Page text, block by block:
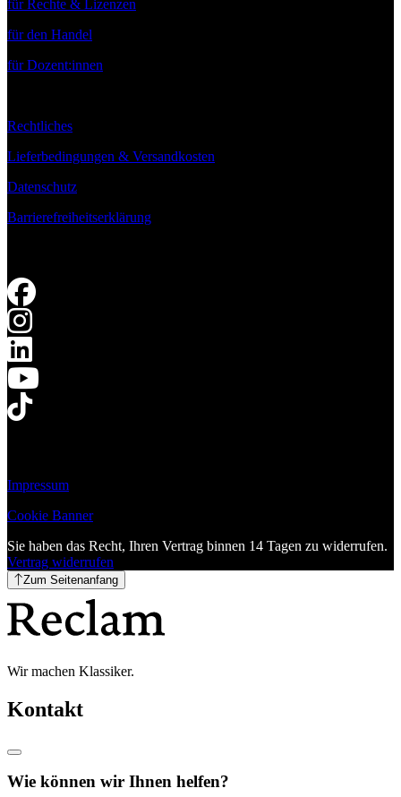
für Rechte & Lizenzen
für den Handel
für Dozent:innen
Rechtliches
Lieferbedingungen & Versandkosten
Datenschutz
Barrierefreiheitserklärung
Impressum
Cookie Banner
Sie haben das Recht, Ihren Vertrag binnen 14 Tagen zu widerrufen.
Vertrag widerrufen
Zum Seitenanfang
Wir machen Klassiker.
Kontakt
Wie können wir Ihnen helfen?